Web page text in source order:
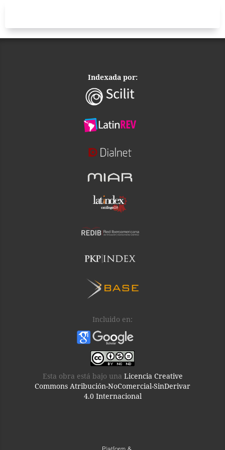
Indexada por:
Incluido en:
Esta obra está bajo una Licencia Creative
Commons Atribución-NoComercial-SinDerivar
4.0 Internacional